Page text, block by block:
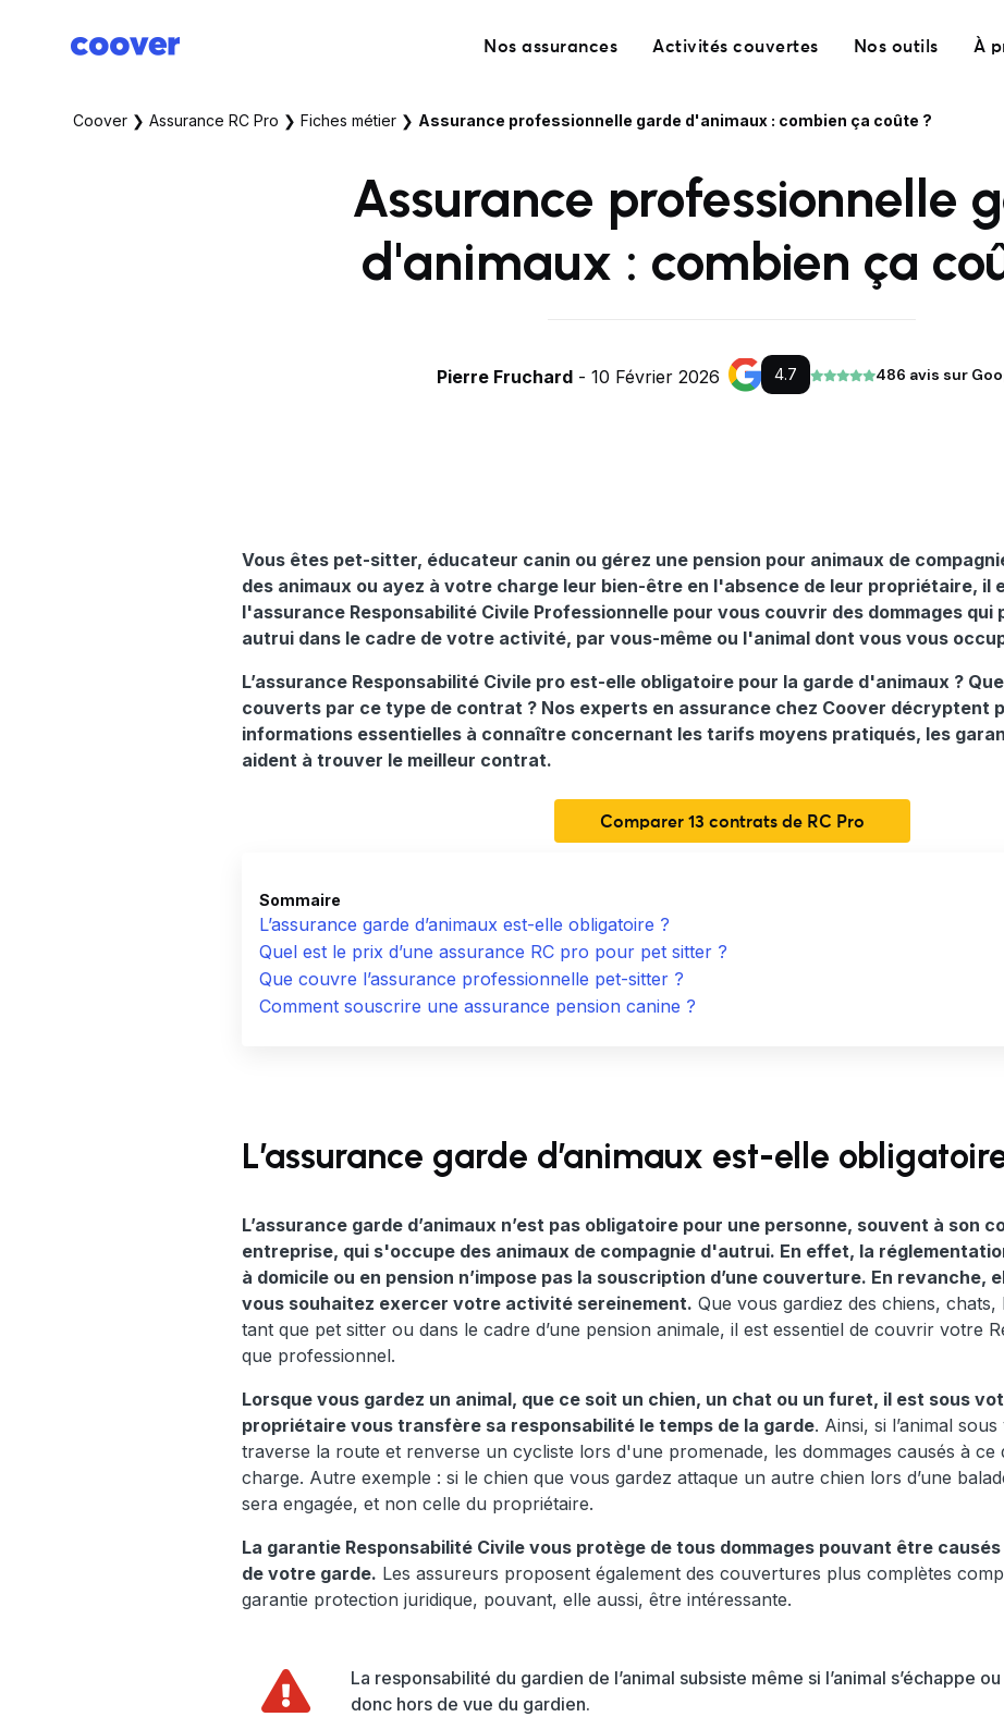
Nos assurances Activités couvertes Nos outils À
Coover ❯ Assurance RC Pro ❯ Fiches métier ❯ Assurance professionnelle garde d'animaux : combien ça coûte ?
Assurance professionnelle
d'animaux : combien ça
Pierre Fruchard - 10 Février 2026 4.7 486 avis sur
Vous êtes pet-sitter, éducateur canin ou gérez une pension pour animaux de
des animaux ou ayez à votre charge leur bien-être en l'absence de leur propriétaire, il
l'assurance Responsabilité Civile Professionnelle pour vous couvrir des dommages qui
autrui dans le cadre de votre activité, par vous-même ou l'animal dont vous vous
L’assurance Responsabilité Civile pro est-elle obligatoire pour la garde d'animaux ?
couverts par ce type de contrat ? Nos experts en assurance chez Coover décryptent
informations essentielles à connaître concernant les tarifs moyens pratiqués, les
aident à trouver le meilleur contrat.
Comparer 13 contrats de RC Pro
Sommaire
L’assurance garde d’animaux est-elle obligatoire ?
Quel est le prix d’une assurance RC pro pour pet sitter ?
Que couvre l’assurance professionnelle pet-sitter ?
Comment souscrire une assurance pension canine ?
L’assurance garde d’animaux est-elle
L’assurance garde d’animaux n’est pas obligatoire pour une personne, souvent à son
entreprise, qui s'occupe des animaux de compagnie d'autrui. En effet, la
à domicile ou en pension n’impose pas la souscription d’une couverture. En revanche,
vous souhaitez exercer votre activité sereinement. Que vous gardiez des chiens,
tant que pet sitter ou dans le cadre d’une pension animale, il est essentiel de couvrir votre
que professionnel.
Lorsque vous gardez un animal, que ce soit un chien, un chat ou un furet, il est sous
propriétaire vous transfère sa responsabilité le temps de la garde. Ainsi, si l’animal
traverse la route et renverse un cycliste lors d'une promenade, les dommages causés à ce
charge. Autre exemple : si le chien que vous gardez attaque un autre chien lors d’une
sera engagée, et non celle du propriétaire.
La garantie Responsabilité Civile vous protège de tous dommages pouvant être causés
de votre garde. Les assureurs proposent également des couvertures plus complètes
garantie protection juridique, pouvant, elle aussi, être intéressante.
La responsabilité du gardien de l’animal subsiste même si l’animal s’échappe
donc hors de vue du gardien.